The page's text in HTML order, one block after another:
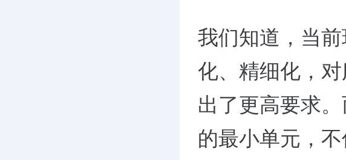
我们知道，当
化、精细化，
出了更高要求
的最小单元，